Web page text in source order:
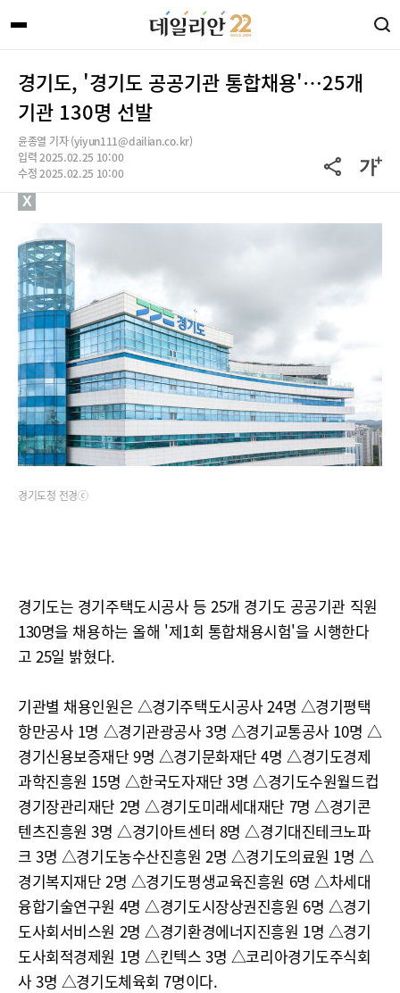
경기도, '경기도 공공기관 통합채용'…25개
기관 130명 선발
윤종열 기자 (yiyun111@dailian.co.kr)
입력 2025.02.25 10:00
수정 2025.02.25 10:00
경기도청 전경ⓒ
경기도는 경기주택도시공사 등 25개 경기도 공공기관 직원
130명을 채용하는 올해 '제1회 통합채용시험'을 시행한다
고 25일 밝혔다.
기관별 채용인원은 △경기주택도시공사 24명 △경기평택
항만공사 1명 △경기관광공사 3명 △경기교통공사 10명 △
경기신용보증재단 9명 △경기문화재단 4명 △경기도경제
과학진흥원 15명 △한국도자재단 3명 △경기도수원월드컵
경기장관리재단 2명 △경기도미래세대재단 7명 △경기콘
텐츠진흥원 3명 △경기아트센터 8명 △경기대진테크노파
크 3명 △경기도농수산진흥원 2명 △경기도의료원 1명 △
경기복지재단 2명 △경기도평생교육진흥원 6명 △차세대
융합기술연구원 4명 △경기도시장상권진흥원 6명 △경기
도사회서비스원 2명 △경기환경에너지진흥원 1명 △경기
도사회적경제원 1명 △킨텍스 3명 △코리아경기도주식회
사 3명 △경기도체육회 7명이다.
X